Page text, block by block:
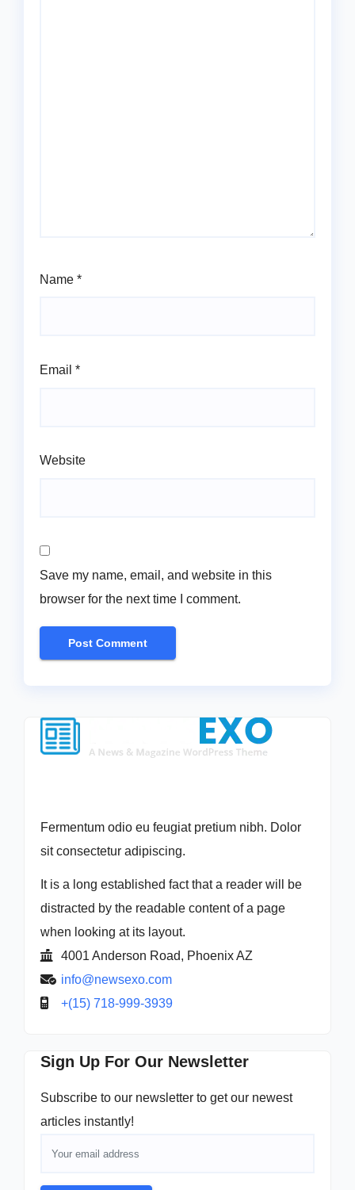
Name *
Email *
Website
Save my name, email, and website in this
browser for the next time I comment.
Fermentum odio eu feugiat pretium nibh. Dolor
sit consectetur adipiscing.
It is a long established fact that a reader will be
distracted by the readable content of a page
when looking at its layout.
4001 Anderson Road, Phoenix AZ
info@newsexo.com
+(15) 718-999-3939
Sign Up For Our Newsletter
Subscribe to our newsletter to get our newest
articles instantly!